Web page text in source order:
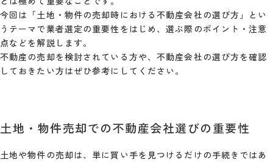
今回は「土地・物件の売却時における不動産会社の選び方」とい
うテーマで業者選定の重要性をはじめ、選ぶ際のポイント・注意
点などを解説します。
不動産の売却を検討されている方や、不動産会社の選び方を確認
しておきたい方はぜひ参考にしてください。
土地・物件売却での不動産会社選びの重要性
土地や物件の売却は、単に買い手を見つけるだけの手続きではあ